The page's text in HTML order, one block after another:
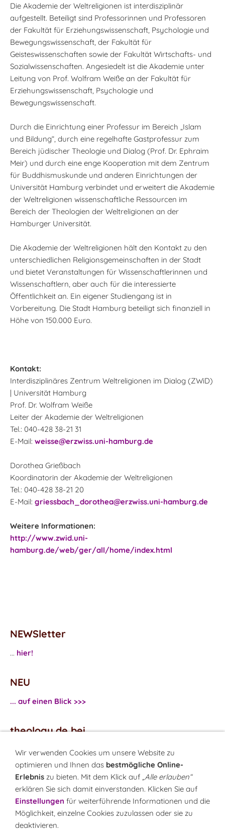
Die Akademie der Weltreligionen ist interdisziplinär
aufgestellt. Beteiligt sind Professorinnen und Professoren
der Fakultät für Erziehungswissenschaft, Psychologie und
Bewegungswissenschaft, der Fakultät für
Geisteswissenschaften sowie der Fakultät Wirtschafts- und
Sozialwissenschaften. Angesiedelt ist die Akademie unter
Leitung von Prof. Wolfram Weiße an der Fakultät für
Erziehungswissenschaft, Psychologie und
Bewegungswissenschaft.
Durch die Einrichtung einer Professur im Bereich „Islam
und Bildung“, durch eine regelhafte Gastprofessur zum
Bereich jüdischer Theologie und Dialog (Prof. Dr. Ephraim
Meir) und durch eine enge Kooperation mit dem Zentrum
für Buddhismuskunde und anderen Einrichtungen der
Universität Hamburg verbindet und erweitert die Akademie
der Weltreligionen wissenschaftliche Ressourcen im
Bereich der Theologien der Weltreligionen an der
Hamburger Universität.
Die Akademie der Weltreligionen hält den Kontakt zu den
unterschiedlichen Religionsgemeinschaften in der Stadt
und bietet Veranstaltungen für Wissenschaftlerinnen und
Wissenschaftlern, aber auch für die interessierte
Öffentlichkeit an. Ein eigener Studiengang ist in
Vorbereitung. Die Stadt Hamburg beteiligt sich finanziell in
Höhe von 150.000 Euro.
Kontakt:
Interdisziplinäres Zentrum Weltreligionen im Dialog (ZWiD)
| Universität Hamburg
Prof. Dr. Wolfram Weiße
Leiter der Akademie der Weltreligionen
Tel.: 040-428 38-21 31
E-Mail: weisse@erzwiss.uni-hamburg.de
Dorothea Grießbach
Koordinatorin der Akademie der Weltreligionen
Tel.: 040-428 38-21 20
E-Mail: griessbach_dorothea@erzwiss.uni-hamburg.de
Weitere Informationen:
http://www.zwid.uni-
hamburg.de/web/ger/all/home/index.html
NEWSletter
... hier!
NEU
... auf einen Blick >>>
theology.de bei
...Facebook
...Twitter
Monatsrätsel
Rätseln & Gewinnen!
Wir verwenden Cookies um unsere Website zu
optimieren und Ihnen das bestmögliche Online-
Erlebnis zu bieten. Mit dem Klick auf „Alle erlauben“
erklären Sie sich damit einverstanden. Klicken Sie auf
Einstellungen für weiterführende Informationen und die
Möglichkeit, einzelne Cookies zuzulassen oder sie zu
deaktivieren.